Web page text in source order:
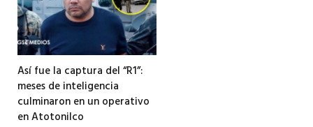
Así fue la captura del “R1”:
meses de inteligencia
culminaron en un operativo
en Atotonilco